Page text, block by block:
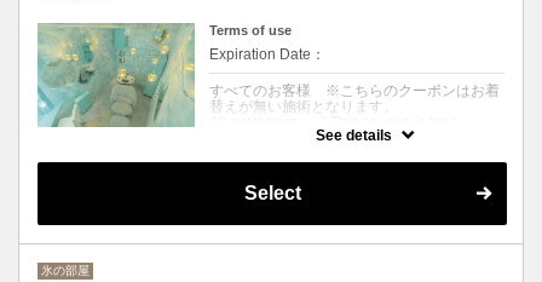
Terms of use
Expiration Date：
すべてのお客様 ※こちらのクーポンはお着
替えが無い施術となります。
treatment without a change of clothes.
〈じっくり癒されたい方〉アロマ香る温かい
ルテを指圧でしっかりマッサージ。ドライ&
ブローまでお仕上げ
See details
Select
氷の部屋